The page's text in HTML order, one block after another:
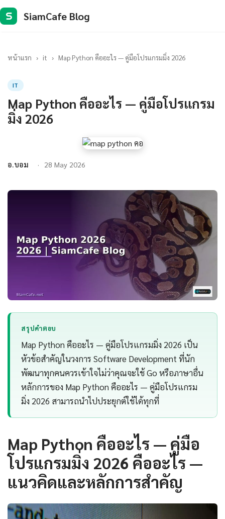
S SiamCafe Blog
หน้าแรก › it › Map Python คืออะไร — คู่มือโปรแกรมมิ่ง 2026
IT
Map Python คืออะไร — คู่มือโปรแกรม
มิ่ง 2026
อ.บอม 28 May 2026
สรุปคำตอบ
Map Python คืออะไร — คู่มือโปรแกรมมิ่ง 2026 เป็น
หัวข้อสำคัญในวงการ Software Development ที่นัก
พัฒนาทุกคนควรเข้าใจไม่ว่าคุณจะใช้ Go หรือภาษาอื่น
หลักการของ Map Python คืออะไร — คู่มือโปรแกรม
มิ่ง 2026 สามารถนำไปประยุกต์ใช้ได้ทุกที่
Map Python คืออะไร — คู่มือ
โปรแกรมมิ่ง 2026 คืออะไร —
แนวคิดและหลักการสำคัญ